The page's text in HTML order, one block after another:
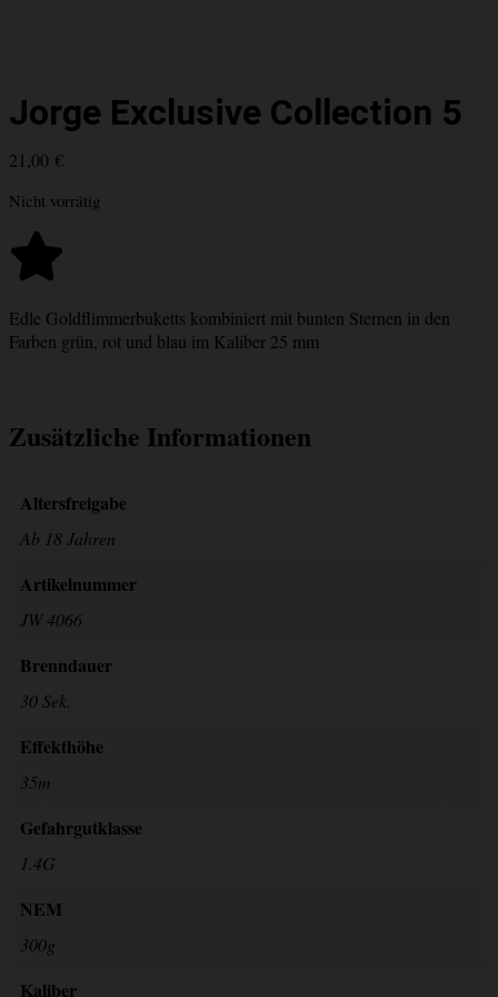
Jorge Exclusive Collection 5
21,00 €
Nicht vorrätig
Edle Goldflimmerbuketts kombiniert mit bunten Sternen in den
Farben grün, rot und blau im Kaliber 25 mm
Zusätzliche Informationen
Altersfreigabe
Ab 18 Jahren
Artikelnummer
JW 4066
Brenndauer
30 Sek.
Effekthöhe
35m
Gefahrgutklasse
1.4G
NEM
300g
Kaliber